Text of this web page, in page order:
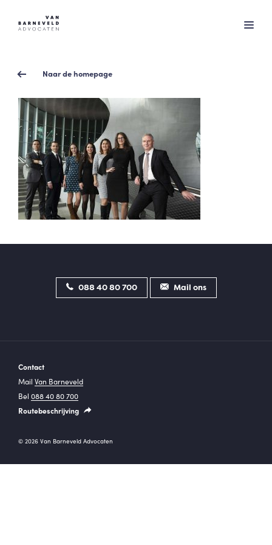
Naar de homepage
088 40 80 700 Mail ons
Contact
Mail Van Barneveld
Bel 088 40 80 700
Routebeschrijving
© 2026 Van Barneveld Advocaten